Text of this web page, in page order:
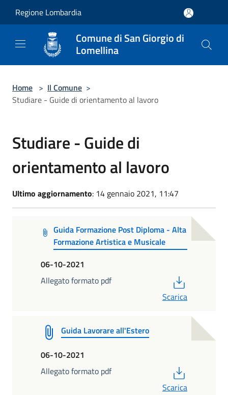
Regione Lombardia
Comune di San Giorgio di
Lomellina
Home > Il Comune >
Studiare - Guide di orientamento al lavoro
Studiare - Guide di
orientamento al lavoro
Ultimo aggiornamento: 14 gennaio 2021, 11:47
Guida Formazione Post Diploma - Alta
Formazione Artistica e Musicale
06-10-2021
Allegato formato pdf
Scarica
Guida Lavorare all'Estero
06-10-2021
Allegato formato pdf
Scarica